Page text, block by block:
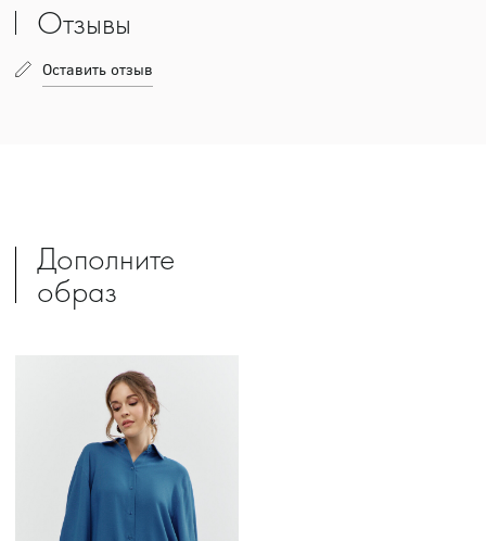
Отзывы
Оставить отзыв
Дополните
образ